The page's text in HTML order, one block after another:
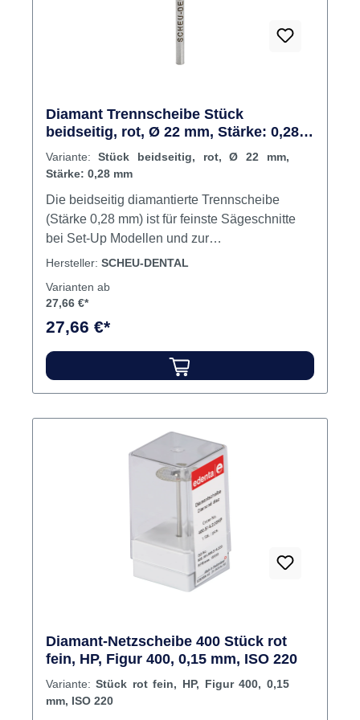
Diamant Trennscheibe Stück
beidseitig, rot, Ø 22 mm, Stärke: 0,28
mm
Variante: Stück beidseitig, rot, Ø 22 mm,
Stärke: 0,28 mm
Die beidseitig diamantierte Trennscheibe
(Stärke 0,28 mm) ist für feinste Sägeschnitte
bei Set-Up Modellen und zur
Schienenbearbeitung geeignet.Drehzhal: 3' -
Hersteller: SCHEU-DENTAL
Varianten ab
27,66 €*
27,66 €*
Diamant-Netzscheibe 400 Stück rot
fein, HP, Figur 400, 0,15 mm, ISO 220
Variante: Stück rot fein, HP, Figur 400, 0,15
mm, ISO 220